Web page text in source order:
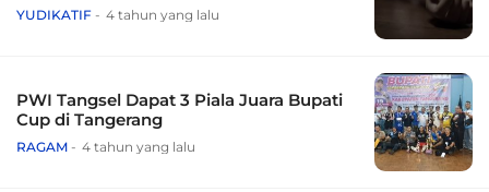
YUDIKATIF 4 tahun yang lalu
PWI Tangsel Dapat 3 Piala Juara Bupati
Cup di Tangerang
RAGAM 4 tahun yang lalu